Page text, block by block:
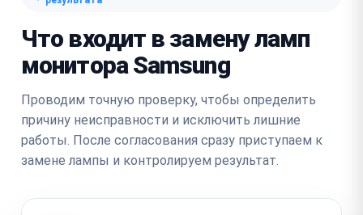
Что входит в замену ламп
монитора Samsung
Проводим точную проверку, чтобы определить
причину неисправности и исключить лишние
работы. После согласования сразу приступаем к
замене лампы и контролируем результат.